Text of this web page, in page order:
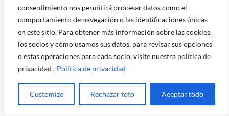
consentimiento nos permitirá procesar datos como el
comportamiento de navegación o las identificaciones únicas
en este sitio. Para obtener más información sobre las cookies,
los socios y cómo usamos sus datos, para revisar sus opciones
o estas operaciones para cada socio, visite nuestra política de
privacidad . Política de privacidad
Customize Rechazar toto Aceptar todo
Ciberactivismo
Transhumanismo, androides, lucha de clases y el
futuro del trabajo
reportepublico